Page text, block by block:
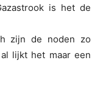
is het de
zijn de noden zo
lijkt het maar een